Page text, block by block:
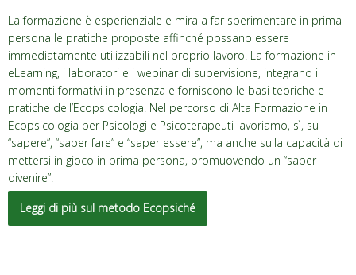
La formazione è esperienziale e mira a far sperimentare in prima
persona le pratiche proposte affinché possano essere
immediatamente utilizzabili nel proprio lavoro. La formazione in
eLearning, i laboratori e i webinar di supervisione, integrano i
momenti formativi in presenza e forniscono le basi teoriche e
pratiche dell’Ecopsicologia. Nel percorso di Alta Formazione in
Ecopsicologia per Psicologi e Psicoterapeuti lavoriamo, sì, su
“sapere”, “saper fare” e “saper essere”, ma anche sulla capacità di
mettersi in gioco in prima persona, promuovendo un “saper
divenire”.
Leggi di più sul metodo Ecopsiché